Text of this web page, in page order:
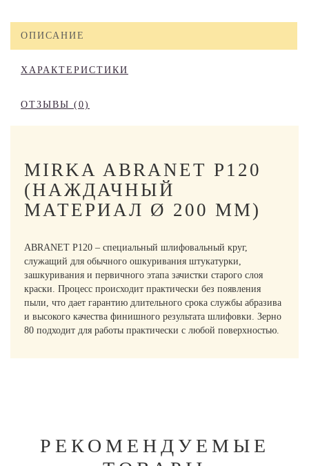
ОПИСАНИЕ
ХАРАКТЕРИСТИКИ
ОТЗЫВЫ (0)
MIRKA ABRANET P120
(НАЖДАЧНЫЙ
МАТЕРИАЛ Ø 200 ММ)
ABRANET P120 – специальный шлифовальный круг,
служащий для обычного ошкуривания штукатурки,
зашкуривания и первичного этапа зачистки старого слоя
краски. Процесс происходит практически без появления
пыли, что дает гарантию длительного срока службы абразива
и высокого качества финишного результата шлифовки. Зерно
80 подходит для работы практически с любой поверхностью.
РЕКОМЕНДУЕМЫЕ